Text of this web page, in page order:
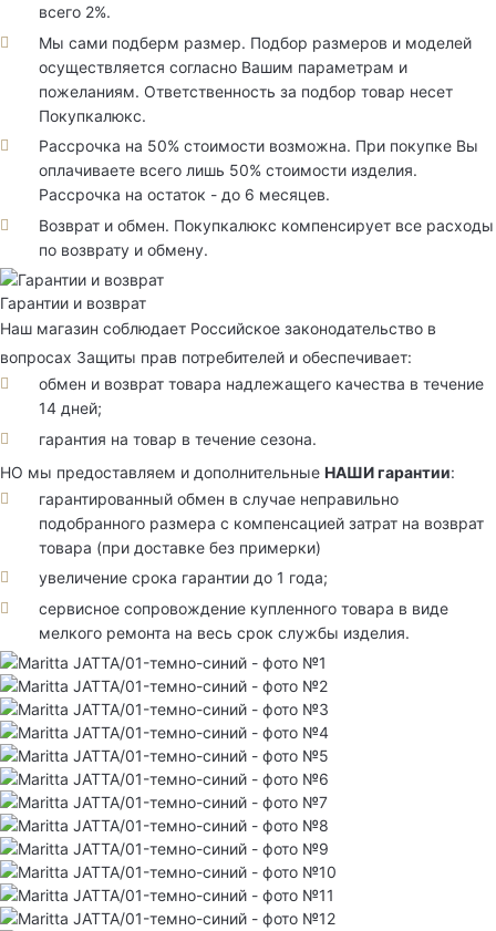
всего 2%.
Мы сами подберм размер. Подбор размеров и моделей
осуществляется согласно Вашим параметрам и
пожеланиям. Ответственность за подбор товар несет
Покупкалюкс.
Рассрочка на 50% стоимости возможна. При покупке Вы
оплачиваете всего лишь 50% стоимости изделия.
Рассрочка на остаток - до 6 месяцев.
Возврат и обмен. Покупкалюкс компенсирует все расходы
по возврату и обмену.
Гарантии и возврат
Наш магазин соблюдает Российское законодательство в
вопросах Защиты прав потребителей и обеспечивает:
обмен и возврат товара надлежащего качества в течение
14 дней;
гарантия на товар в течение сезона.
НО мы предоставляем и дополнительные НАШИ гарантии:
гарантированный обмен в случае неправильно
подобранного размера с компенсацией затрат на возврат
товара (при доставке без примерки)
увеличение срока гарантии до 1 года;
сервисное сопровождение купленного товара в виде
мелкого ремонта на весь срок службы изделия.